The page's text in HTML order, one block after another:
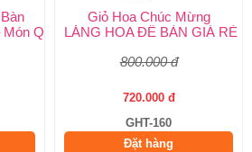
Quà Ý Nghĩa Cho Mọi Dịp Từ Shop
Giỏ Hoa Chúc Mừng
LẴNG HOA ĐỂ BÀN GIÁ RẺ
800.000 đ
720.000 đ
GHT-160
Đặt hàng